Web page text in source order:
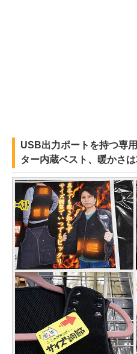
USB出力ポートを持つ専
ター内蔵ベスト、暖かさ